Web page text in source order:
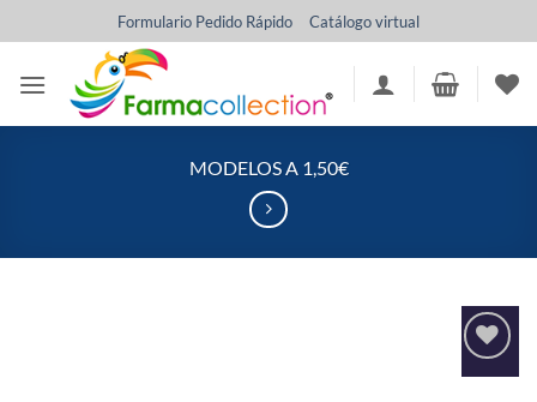
al
contenido
Formulario Pedido Rápido Catálogo virtual
MODELOS A 1,50€
Añadir